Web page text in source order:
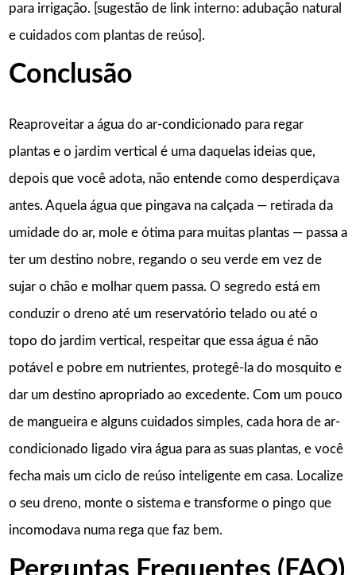
para irrigação. [sugestão de link interno: adubação natural
e cuidados com plantas de reúso].
Conclusão
Reaproveitar a água do ar-condicionado para regar
plantas e o jardim vertical é uma daquelas ideias que,
depois que você adota, não entende como desperdiçava
antes. Aquela água que pingava na calçada — retirada da
umidade do ar, mole e ótima para muitas plantas — passa a
ter um destino nobre, regando o seu verde em vez de
sujar o chão e molhar quem passa. O segredo está em
conduzir o dreno até um reservatório telado ou até o
topo do jardim vertical, respeitar que essa água é não
potável e pobre em nutrientes, protegê-la do mosquito e
dar um destino apropriado ao excedente. Com um pouco
de mangueira e alguns cuidados simples, cada hora de ar-
condicionado ligado vira água para as suas plantas, e você
fecha mais um ciclo de reúso inteligente em casa. Localize
o seu dreno, monte o sistema e transforme o pingo que
incomodava numa rega que faz bem.